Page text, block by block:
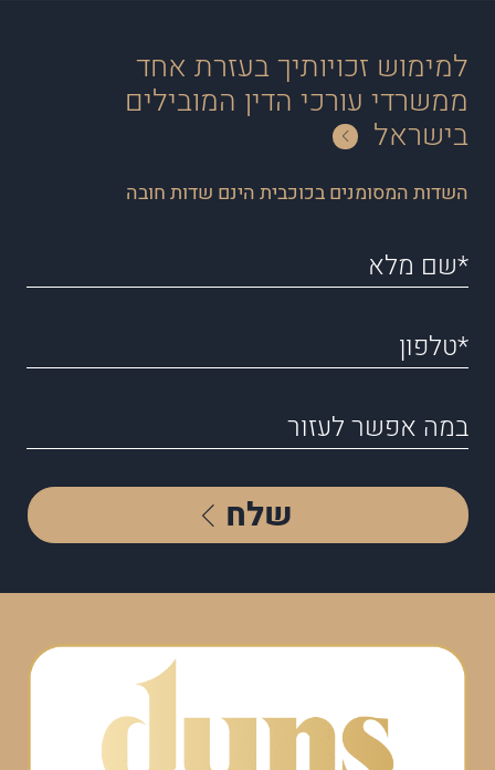
למימוש זכויותיך בעזרת אחד
ממשרדי עורכי הדין המובילים
בישראל
השדות המסומנים בכוכבית הינם שדות חובה
שלח